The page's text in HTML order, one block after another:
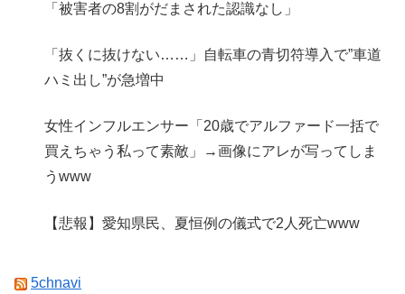
「被害者の8割がだまされた認識なし」
「抜くに抜けない……」自転車の青切符導入で”車道
ハミ出し”が急増中
女性インフルエンサー「20歳でアルファード一括で
買えちゃう私って素敵」→画像にアレが写ってしま
うwww
【悲報】愛知県民、夏恒例の儀式で2人死亡www
5chnavi